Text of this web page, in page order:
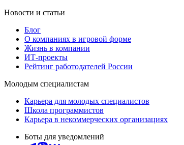
Новости и статьи
Блог
О компаниях в игровой форме
Жизнь в компании
ИТ-проекты
Рейтинг работодателей России
Молодым специалистам
Карьера для молодых специалистов
Школа программистов
Карьера в некоммерческих организациях
Боты для уведомлений